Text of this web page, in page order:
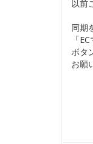
以前
同期
「
ボタ
お願